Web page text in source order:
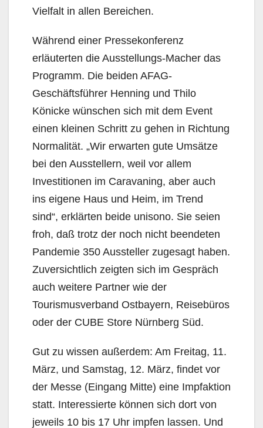
Vielfalt in allen Bereichen.
Während einer Pressekonferenz
erläuterten die Ausstellungs-Macher das
Programm. Die beiden AFAG-
Geschäftsführer Henning und Thilo
Könicke wünschen sich mit dem Event
einen kleinen Schritt zu gehen in Richtung
Normalität. „Wir erwarten gute Umsätze
bei den Ausstellern, weil vor allem
Investitionen im Caravaning, aber auch
ins eigene Haus und Heim, im Trend
sind“, erklärten beide unisono. Sie seien
froh, daß trotz der noch nicht beendeten
Pandemie 350 Aussteller zugesagt haben.
Zuversichtlich zeigten sich im Gespräch
auch weitere Partner wie der
Tourismusverband Ostbayern, Reisebüros
oder der CUBE Store Nürnberg Süd.
Gut zu wissen außerdem: Am Freitag, 11.
März, und Samstag, 12. März, findet vor
der Messe (Eingang Mitte) eine Impfaktion
statt. Interessierte können sich dort von
jeweils 10 bis 17 Uhr impfen lassen. Und